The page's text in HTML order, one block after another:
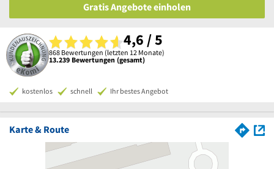
Gratis Angebote einholen
4,6 / 5
868 Bewertungen (letzten 12 Monate)
13.239 Bewertungen (gesamt)
kostenlos schnell Ihr bestes Angebot
Karte & Route